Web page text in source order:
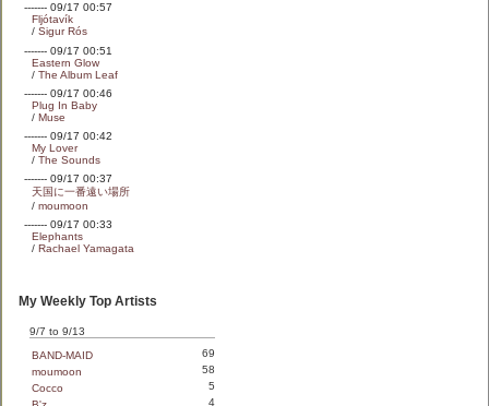
------- 09/17 00:57
Fljótavík
/ Sigur Rós
------- 09/17 00:51
Eastern Glow
/ The Album Leaf
------- 09/17 00:46
Plug In Baby
/ Muse
------- 09/17 00:42
My Lover
/ The Sounds
------- 09/17 00:37
天国に一番遠い場所
/ moumoon
------- 09/17 00:33
Elephants
/ Rachael Yamagata
My Weekly Top Artists
9/7 to 9/13
BAND-MAID
69
moumoon
58
Cocco
5
4